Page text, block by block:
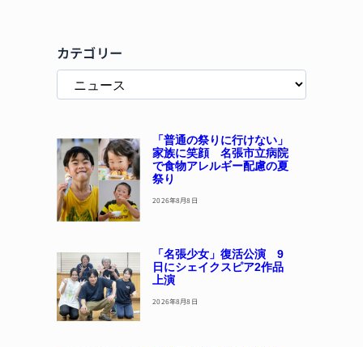
カテゴリー
「普通の祭りに行けない」
家族に笑顔 名張市立病院
で食物アレルギー配慮の夏
祭り
2026年8月8日
「名張少女」復活公演 9
日にシェイクスピア2作品
上演
2026年8月8日